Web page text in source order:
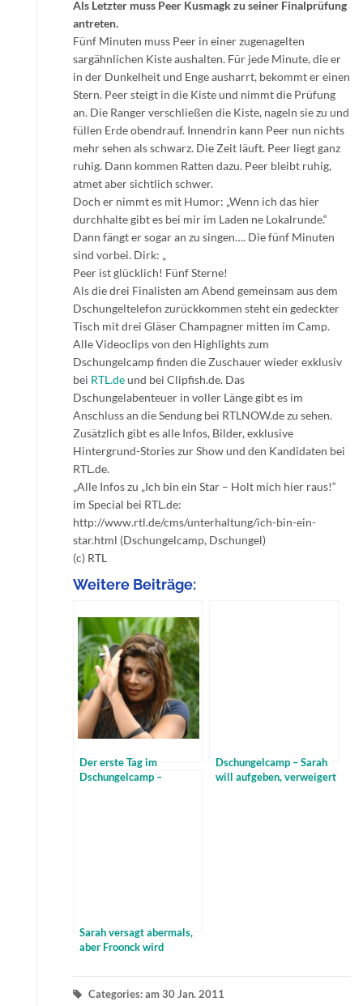
Als Letzter muss Peer Kusmagk zu seiner Finalprüfung
antreten.
Fünf Minuten muss Peer in einer zugenagelten
sargähnlichen Kiste aushalten. Für jede Minute, die er
in der Dunkelheit und Enge ausharrt, bekommt er einen
Stern. Peer steigt in die Kiste und nimmt die Prüfung
an. Die Ranger verschließen die Kiste, nageln sie zu und
füllen Erde obendrauf. Innendrin kann Peer nun nichts
mehr sehen als schwarz. Die Zeit läuft. Peer liegt ganz
ruhig. Dann kommen Ratten dazu. Peer bleibt ruhig,
atmet aber sichtlich schwer.
Doch er nimmt es mit Humor: „Wenn ich das hier
durchhalte gibt es bei mir im Laden ne Lokalrunde.“
Dann fängt er sogar an zu singen…. Die fünf Minuten
sind vorbei. Dirk: „
Peer ist glücklich! Fünf Sterne!
Als die drei Finalisten am Abend gemeinsam aus dem
Dschungeltelefon zurückkommen steht ein gedeckter
Tisch mit drei Gläser Champagner mitten im Camp.
Alle Videoclips von den Highlights zum
Dschungelcamp finden die Zuschauer wieder exklusiv
bei RTL.deund bei Clipfish.de. Das
Dschungelabenteuer in voller Länge gibt es im
Anschluss an die Sendung bei RTLNOW.de zu sehen.
Zusätzlich gibt es alle Infos, Bilder, exklusive
Hintergrund-Stories zur Show und den Kandidaten bei
RTL.de.
„Alle Infos zu „Ich bin ein Star – Holt mich hier raus!“
im Special bei RTL.de:
http://www.rtl.de/cms/unterhaltung/ich-bin-ein-
star.html (Dschungelcamp, Dschungel)
(c) RTL
Weitere Beiträge:
Der erste Tag im
Dschungelcamp –
Dschungelcamp – Sarah
will aufgeben, verweigert
Sarah versagt abermals,
aber Froonck wird
Categories: am 30 Jan. 2011